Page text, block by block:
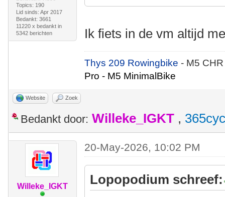
Topics: 190
Lid sinds: Apr 2017
Bedankt: 3661
11220 x bedankt in
5342 berichten
Ik fiets in de vm altijd
Thys 209 Rowingbike- M5
Pro - M5 MinimalBike
Website Zoek
Bedankt door: Willeke_IGKT ,
Willeke_IGKT
20-May-2026, 10:02 PM
Lopopodium schreef: